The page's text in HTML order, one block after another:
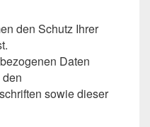
den Schutz Ihrer
Daten
sowie dieser